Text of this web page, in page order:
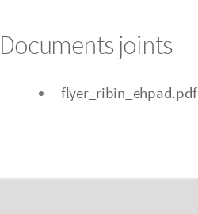
Documents joints
flyer_ribin_ehpad.pdf